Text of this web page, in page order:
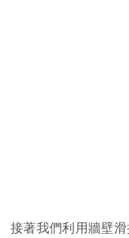
接著我們利用牆壁